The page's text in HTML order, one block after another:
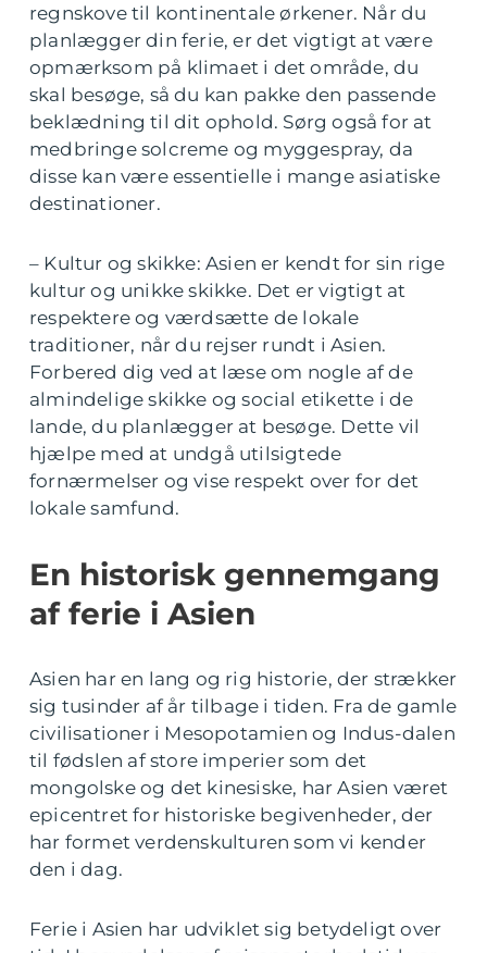
regnskove til kontinentale ørkener. Når du
planlægger din ferie, er det vigtigt at være
opmærksom på klimaet i det område, du
skal besøge, så du kan pakke den passende
beklædning til dit ophold. Sørg også for at
medbringe solcreme og myggespray, da
disse kan være essentielle i mange asiatiske
destinationer.
– Kultur og skikke: Asien er kendt for sin rige
kultur og unikke skikke. Det er vigtigt at
respektere og værdsætte de lokale
traditioner, når du rejser rundt i Asien.
Forbered dig ved at læse om nogle af de
almindelige skikke og social etikette i de
lande, du planlægger at besøge. Dette vil
hjælpe med at undgå utilsigtede
fornærmelser og vise respekt over for det
lokale samfund.
En historisk gennemgang
af ferie i Asien
Asien har en lang og rig historie, der strækker
sig tusinder af år tilbage i tiden. Fra de gamle
civilisationer i Mesopotamien og Indus-dalen
til fødslen af store imperier som det
mongolske og det kinesiske, har Asien været
epicentret for historiske begivenheder, der
har formet verdenskulturen som vi kender
den i dag.
Ferie i Asien har udviklet sig betydeligt over